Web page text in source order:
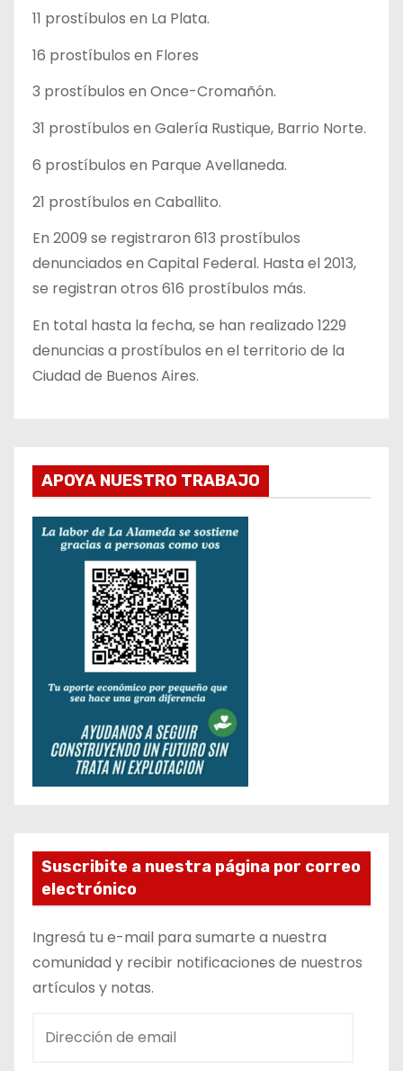
11 prostíbulos en La Plata.
16 prostíbulos en Flores
3 prostíbulos en Once-Cromañón.
31 prostíbulos en Galería Rustique, Barrio Norte.
6 prostíbulos en Parque Avellaneda.
21 prostíbulos en Caballito.
En 2009 se registraron 613 prostíbulos
denunciados en Capital Federal. Hasta el 2013,
se registran otros 616 prostíbulos más.
En total hasta la fecha, se han realizado 1229
denuncias a prostíbulos en el territorio de la
Ciudad de Buenos Aires.
APOYA NUESTRO TRABAJO
Suscribite a nuestra página por correo
electrónico
Ingresá tu e-mail para sumarte a nuestra
comunidad y recibir notificaciones de nuestros
artículos y notas.